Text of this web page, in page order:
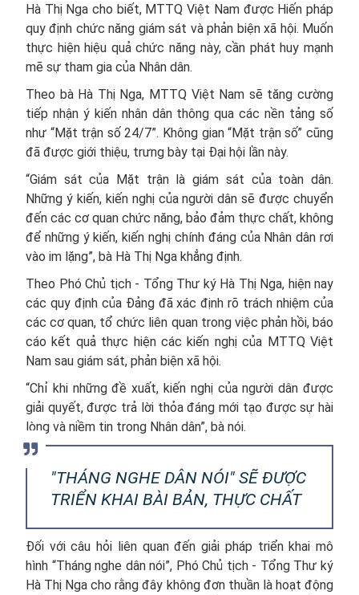
Hà Thị Nga cho biết, MTTQ Việt Nam được Hiến pháp
quy định chức năng giám sát và phản biện xã hội. Muốn
thực hiện hiệu quả chức năng này, cần phát huy mạnh
mẽ sự tham gia của Nhân dân.
Theo bà Hà Thị Nga, MTTQ Việt Nam sẽ tăng cường
tiếp nhận ý kiến nhân dân thông qua các nền tảng số
như “Mặt trận số 24/7”. Không gian “Mặt trận số” cũng
đã được giới thiệu, trưng bày tại Đại hội lần này.
“Giám sát của Mặt trận là giám sát của toàn dân.
Những ý kiến, kiến nghị của người dân sẽ được chuyển
đến các cơ quan chức năng, bảo đảm thực chất, không
để những ý kiến, kiến nghị chính đáng của Nhân dân rơi
vào im lặng”, bà Hà Thị Nga khẳng định.
Theo Phó Chủ tịch - Tổng Thư ký Hà Thị Nga, hiện nay
các quy định của Đảng đã xác định rõ trách nhiệm của
các cơ quan, tổ chức liên quan trong việc phản hồi, báo
cáo kết quả thực hiện các kiến nghị của MTTQ Việt
Nam sau giám sát, phản biện xã hội.
“Chỉ khi những đề xuất, kiến nghị của người dân được
giải quyết, được trả lời thỏa đáng mới tạo được sự hài
lòng và niềm tin trong Nhân dân”, bà nói.
"THÁNG NGHE DÂN NÓI" SẼ ĐƯỢC
TRIỂN KHAI BÀI BẢN, THỰC CHẤT
Đối với câu hỏi liên quan đến giải pháp triển khai mô
hình “Tháng nghe dân nói”, Phó Chủ tịch - Tổng Thư ký
Hà Thị Nga cho rằng đây không đơn thuần là hoạt động